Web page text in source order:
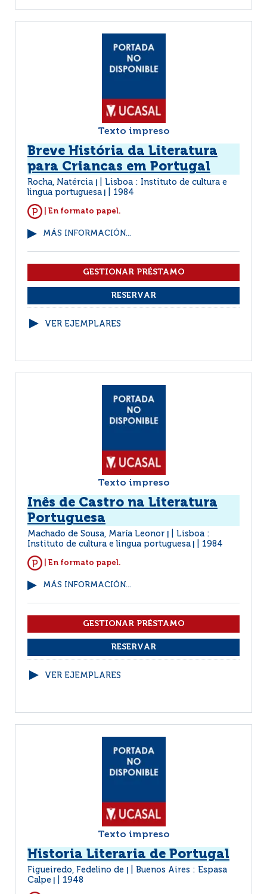
Texto impreso
Breve História da Literatura
para Criancas em Portugal
Rocha, Natércia
Lisboa : Instituto de cultura e
lingua portuguesa
1984
| En formato papel.
MÁS INFORMACIÓN...
VER EJEMPLARES
Texto impreso
Inês de Castro na Literatura
Portuguesa
Machado de Sousa, María Leonor
Lisboa :
Instituto de cultura e lingua portuguesa
1984
| En formato papel.
MÁS INFORMACIÓN...
VER EJEMPLARES
Texto impreso
Historia Literaria de Portugal
Figueiredo, Fedelino de
Buenos Aires : Espasa
Calpe
1948